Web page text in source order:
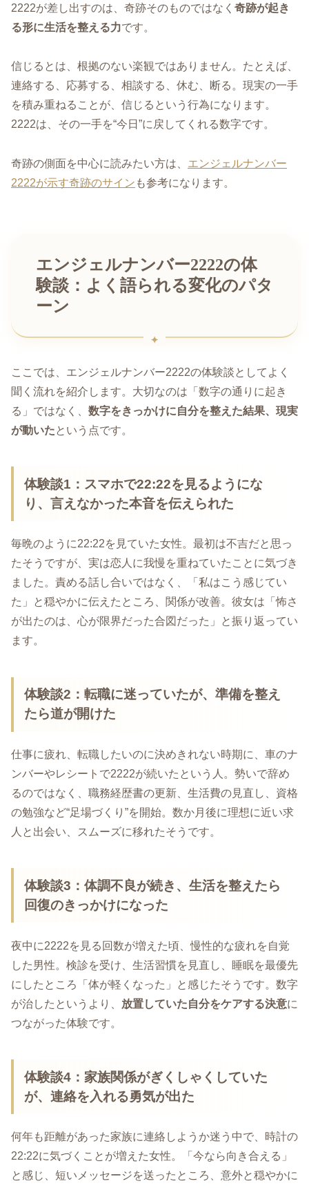
2222が差し出すのは、奇跡そのものではなく 奇跡が起き
る形に生活を整える力です。
信じるとは、根拠のない楽観ではありません。たとえば、
連絡する、応募する、相談する、休む、断る。現実の一手
を積み重ねることが、信じるという行為になります。
2222は、その一手を“今日”に戻してくれる数字です。
奇跡の側面を中心に読みたい方は、 エンジェルナンバー
2222が示す奇跡のサイン も参考になります。
エンジェルナンバー2222の体
験談：よく語られる変化のパタ
ーン
ここでは、エンジェルナンバー2222の体験談としてよく
聞く流れを紹介します。大切なのは「数字の通りに起き
る」ではなく、 数字をきっかけに自分を整えた結果、現実
が動いたという点です。
体験談1：スマホで22:22を見るようにな
り、言えなかった本音を伝えられた
毎晩のように22:22を見ていた女性。最初は不吉だと思っ
たそうですが、実は恋人に我慢を重ねていたことに気づき
ました。責める話し合いではなく、「私はこう感じてい
た」と穏やかに伝えたところ、関係が改善。彼女は「怖さ
が出たのは、心が限界だった合図だった」と振り返ってい
ます。
体験談2：転職に迷っていたが、準備を整え
たら道が開けた
仕事に疲れ、転職したいのに決めきれない時期に、車のナ
ンバーやレシートで2222が続いたという人。勢いで辞め
るのではなく、職務経歴書の更新、生活費の見直し、資格
の勉強など“足場づくり”を開始。数か月後に理想に近い求
人と出会い、スムーズに移れたそうです。
体験談3：体調不良が続き、生活を整えたら
回復のきっかけになった
夜中に2222を見る回数が増えた頃、慢性的な疲れを自覚
した男性。検診を受け、生活習慣を見直し、睡眠を最優先
にしたところ「体が軽くなった」と感じたそうです。数字
が治したというより、 放置していた自分をケアする決意に
つながった体験です。
体験談4：家族関係がぎくしゃくしていた
が、連絡を入れる勇気が出た
何年も距離があった家族に連絡しようか迷う中で、時計の
22:22に気づくことが増えた女性。「今なら向き合える」
と感じ、短いメッセージを送ったところ、意外と穏やかに